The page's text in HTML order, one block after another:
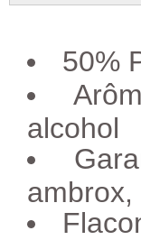
50%
alcohol
ambrox,